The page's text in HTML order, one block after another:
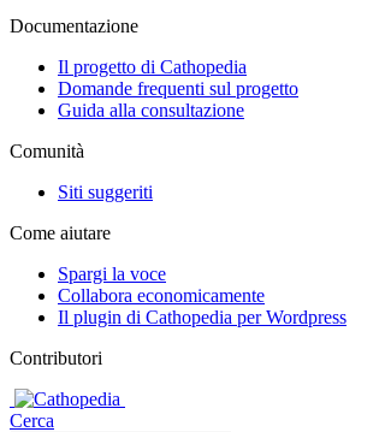
Documentazione
Il progetto di Cathopedia
Domande frequenti sul progetto
Guida alla consultazione
Comunità
Siti suggeriti
Come aiutare
Spargi la voce
Collabora economicamente
Il plugin di Cathopedia per Wordpress
Contributori
Cerca